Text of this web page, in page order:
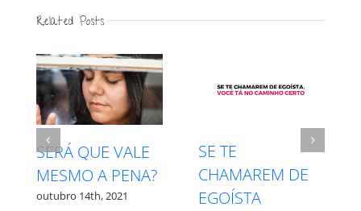
Related Posts
INTUIÇÃO X
MEDO – QUAL É
QUAL?
RESPEITE SEU
PROCESSO
outubro 27th, 2021